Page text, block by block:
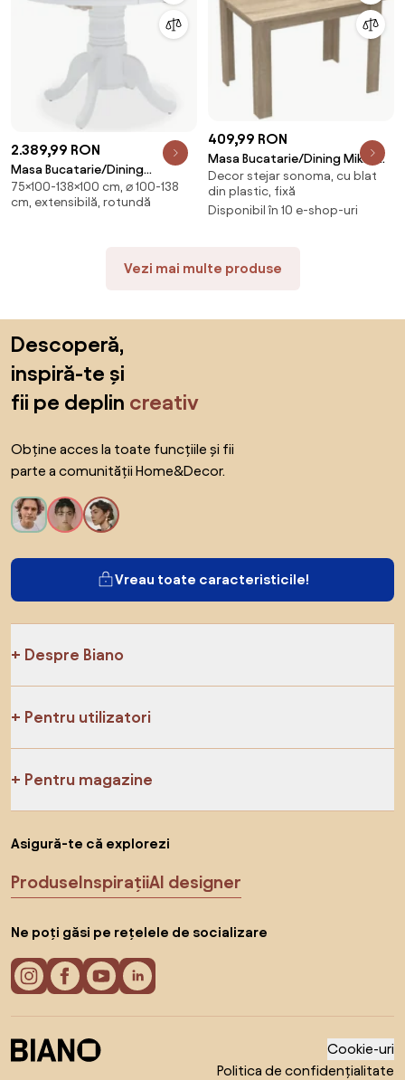
2.389,99 RON
Masa Bucatarie/Dining
Extensibila Lirma Din Lemn De
Arbore De Cauciuc Finisaj Alb-
75×100-138×100 cm, ⌀ 100-138
cm, extensibilă, rotundă
409,99 RON
Masa Bucatarie/Dining Mikko
Stejar Sonoma 110x80 Cm
Decor stejar sonoma, cu blat
din plastic, fixă
Disponibil în 10 e-shop-uri
Vezi mai multe produse
Descoperă,
inspiră-te și
fii pe deplin creativ
Obține acces la toate funcțiile și fii
parte a comunității Home&Decor.
Vreau toate caracteristicile!
Despre Biano
Pentru utilizatori
Pentru magazine
Asigură-te că explorezi
ProduseInspirațiiAI designer
Ne poți găsi pe rețelele de socializare
Cookie-uri
Politica de confidențialitate